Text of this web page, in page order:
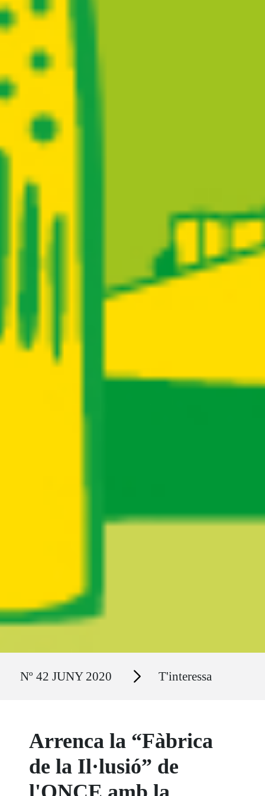
Nº 42 JUNY 2020 Secciones T'interessa
Arrenca la “Fàbrica
de la Il·lusió” de